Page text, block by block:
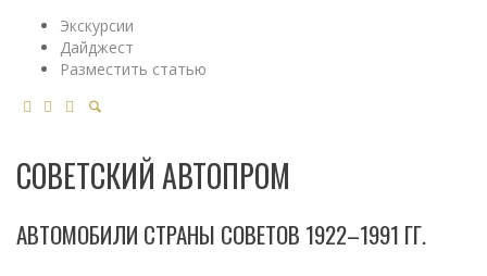
Экскурсии
Дайджест
Разместить статью
СОВЕТСКИЙ АВТОПРОМ
АВТОМОБИЛИ СТРАНЫ СОВЕТОВ 1922–1991 ГГ.